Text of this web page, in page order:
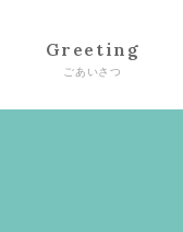
Greeting